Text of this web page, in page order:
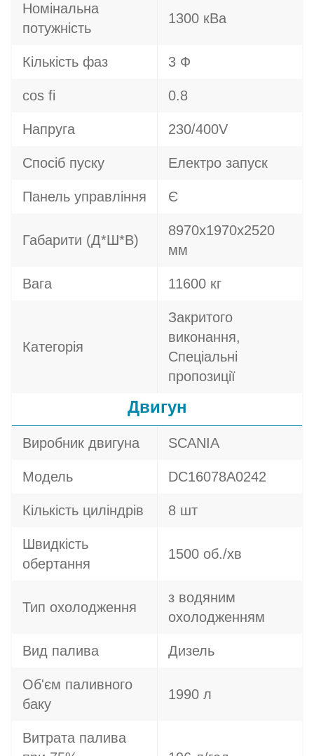
Номінальна
потужність
1300 кВа
Кількість фаз 3 Ф
cos fi 0.8
Напруга 230/400V
Спосіб пуску Електро запуск
Панель управління Є
Габарити (Д*Ш*В)
8970х1970х2520
мм
Вага 11600 кг
Категорія
Закритого
виконання,
Спеціальні
пропозиції
Двигун
Виробник двигуна SCANIA
Модель DC16078A0242
Кількість циліндрів 8 шт
Швидкість
обертання
1500 об./хв
Тип охолодження
з водяним
охолодженням
Вид палива Дизель
Об'єм паливного
баку
1990 л
Витрата палива